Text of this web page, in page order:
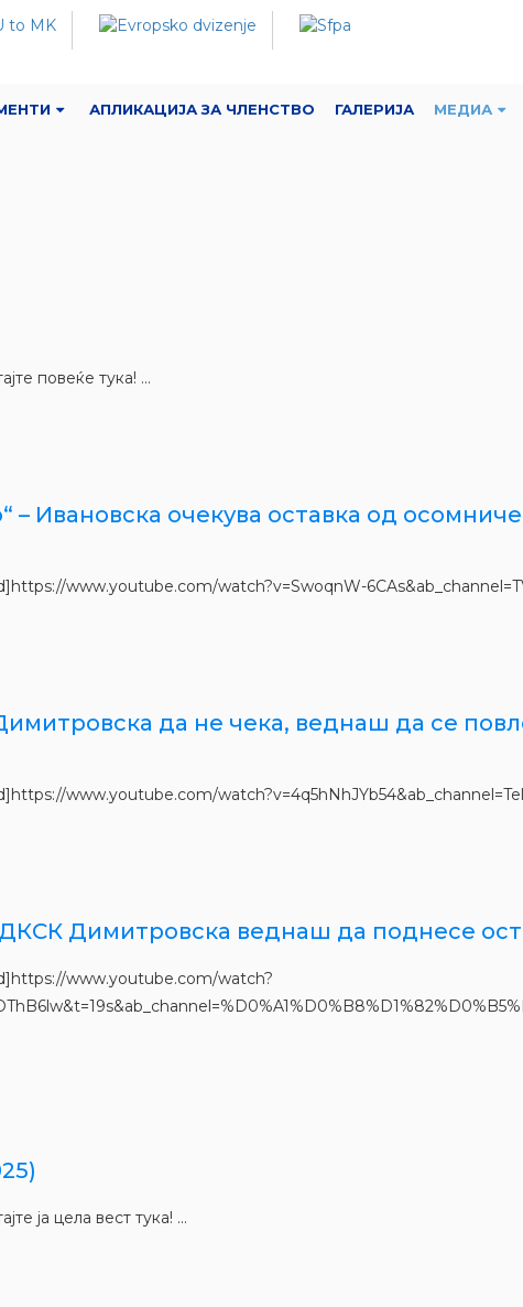
АПЛИКАЦИЈА ЗА ЧЛЕНСТВО ГАЛЕРИЈА МЕДИА
повеќе тука! ...
– Ивановска очекува оставка од
www.youtube.com/watch?v=SwoqnW-
да не чека, веднаш да се
www.youtube.com/
Димитровска веднаш да поднесе
www.youtube.com/watch?
ја цела вест тука! ...